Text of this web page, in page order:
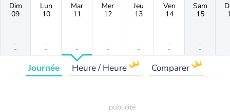
Dim
09
-
-
Lun
10
-
-
Mar
11
-
-
Mer
12
-
-
Jeu
13
-
-
Ven
14
-
-
Sam
15
-
-
Journée Heure / Heure Comparer